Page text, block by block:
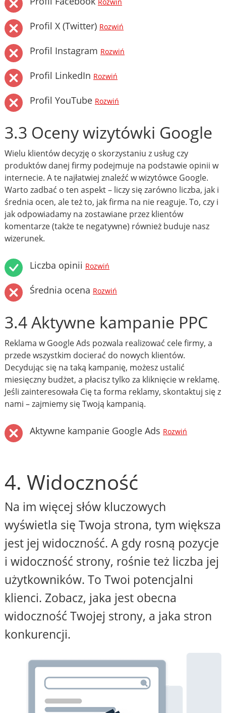
Rozwiń
Profil X (Twitter) Rozwiń
Profil Instagram Rozwiń
Profil LinkedIn Rozwiń
Profil YouTube Rozwiń
3.3 Oceny wizytówki Google
Wielu klientów decyzję o skorzystaniu z usług czy
produktów danej firmy podejmuje na podstawie opinii w
internecie. A te najłatwiej znaleźć w wizytówce Google.
Warto zadbać o ten aspekt – liczy się zarówno liczba, jak i
średnia ocen, ale też to, jak firma na nie reaguje. To, czy i
jak odpowiadamy na zostawiane przez klientów
komentarze (także te negatywne) również buduje nasz
wizerunek.
Liczba opinii Rozwiń
Średnia ocena Rozwiń
3.4 Aktywne kampanie PPC
Reklama w Google Ads pozwala realizować cele firmy, a
przede wszystkim docierać do nowych klientów.
Decydując się na taką kampanię, możesz ustalić
miesięczny budżet, a płacisz tylko za kliknięcie w reklamę.
Jeśli zainteresowała Cię ta forma reklamy, skontaktuj się z
nami – zajmiemy się Twoją kampanią.
Aktywne kampanie Google Ads Rozwiń
4. Widoczność
Na im więcej słów kluczowych
wyświetla się Twoja strona, tym większa
jest jej widoczność. A gdy rosną pozycje
i widoczność strony, rośnie też liczba jej
użytkowników. To Twoi potencjalni
klienci. Zobacz, jaka jest obecna
widoczność Twojej strony, a jaka stron
konkurencji.